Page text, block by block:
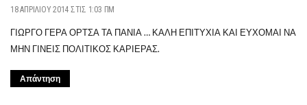
18 ΑΠΡΙΛΊΟΥ 2014 ΣΤΙΣ 1:03 ΠΜ
ΓΙΩΡΓΟ ΓΕΡΑ ΟΡΤΣΑ ΤΑ ΠΑΝΙΑ … ΚΑΛΗ ΕΠΙΤΥΧΙΑ ΚΑΙ ΕΥΧΟΜΑΙ ΝΑ
ΜΗΝ ΓΙΝΕΙΣ ΠΟΛΙΤΙΚΟΣ ΚΑΡΙΕΡΑΣ.
Απάντηση